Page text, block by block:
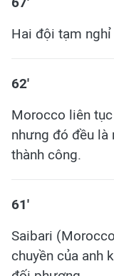
Hai đội tạm
62'
Morocco liên
nhưng đó đều là
thành công.
61'
Saibari
chuyền của anh